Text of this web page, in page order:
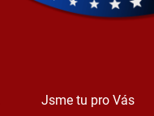
Jsme tu pro Vás